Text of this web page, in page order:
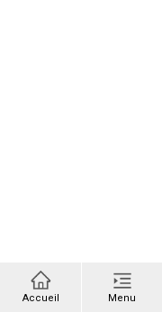
Accueil Menu